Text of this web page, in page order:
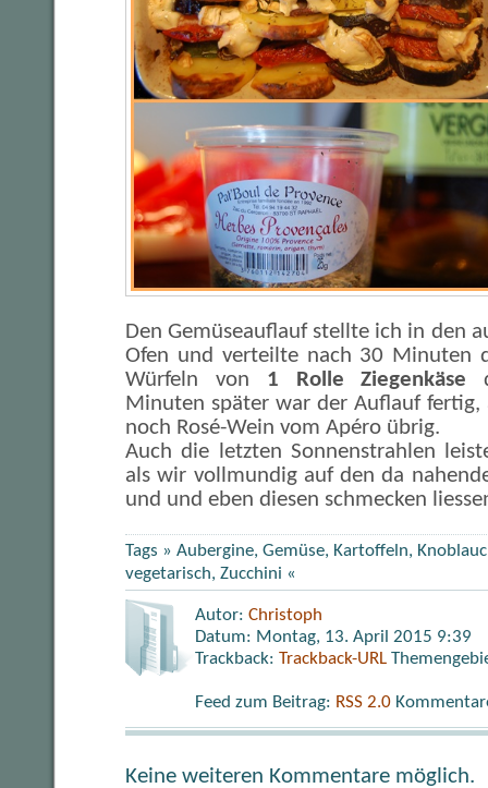
Den Gemüseauflauf stellte ich in den
Ofen und verteilte nach 30 Minuten
Würfeln von 1 Rolle Ziegenkäse
Minuten später war der Auflauf fertig,
noch Rosé-Wein vom Apéro übrig.
Auch die letzten Sonnenstrahlen
als wir vollmundig auf den da
und und eben diesen schmecken
Tags » Aubergine, Gemüse, Kartoffeln,
vegetarisch, Zucchini «
Autor: Christoph
Datum: Montag, 13. April 2015 9:39
Trackback: Trackback-URL
Feed zum Beitrag: RSS 2.0
Keine weiteren Kommentare möglich.